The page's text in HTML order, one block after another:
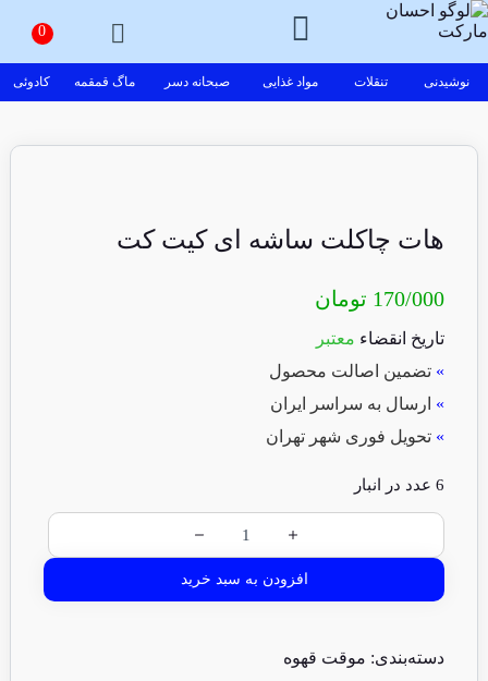
نوشیدنی تنقلات مواد غذایی صبحانه دسر ماگ قمقمه کادوئی
هات چاکلت ساشه ای کیت کت
170/000 تومان
تاریخ انقضاء معتبر
» تضمین اصالت محصول
» ارسال به سراسر ایران
» تحویل فوری شهر تهران
6 عدد در انبار
افزودن به سبد خرید
دسته‌بندی: موقت قهوه